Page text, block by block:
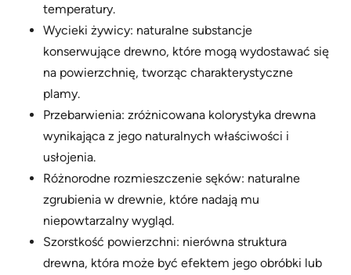
temperatury.
Wycieki żywicy: naturalne substancje
konserwujące drewno, które mogą wydostawać się
na powierzchnię, tworząc charakterystyczne
plamy.
Przebarwienia: zróżnicowana kolorystyka drewna
wynikająca z jego naturalnych właściwości i
usłojenia.
Różnorodne rozmieszczenie sęków: naturalne
zgrubienia w drewnie, które nadają mu
niepowtarzalny wygląd.
Szorstkość powierzchni: nierówna struktura
drewna, która może być efektem jego obróbki lub